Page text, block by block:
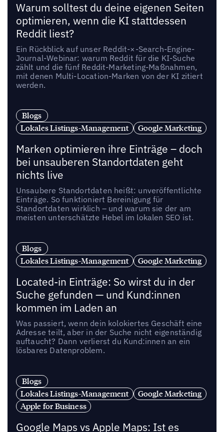
Warum solltest du deine eigenen Seiten
optimieren, wenn die KI stattdessen
Reddit liest?
Ein Rückblick auf unser Reddit-×-Search-Engine-
Journal-Webinar: warum Reddit für die KI-Suche
zählt und die fünf Reddit-Marketing-Maßnahmen,
mit denen Multi-Location-Marken von der KI zitiert
werden.
Blogs
Lokales Listings-Management
Google Marketing
Marken optimieren ihre Einträge – doch
bei unsauberen Standortdaten geht
nichts live
Unsaubere Standortdaten heißt: unveröffentlichte
Einträge. So funktioniert Bereinigung für
Standortdaten wirklich – und warum sie der am
meisten unterschätzte Hebel im lokalen SEO ist.
Blogs
Lokales Listings-Management
Google Marketing
Located-in Einträge: So wirst du in der
Suche gefunden — und Kund:innen
kommen im Laden an
Was passiert, wenn dein kolokiertes Geschäft eine
Adresse teilt, aber in der Suche nicht eigenständig
auftaucht? Dann verlierst du Kund:innen an ein
lösbares Datenproblem.
Blogs
Lokales Listings-Management
Google Marketing
Apple for Business
Google Maps vs Apple Maps: Ist es